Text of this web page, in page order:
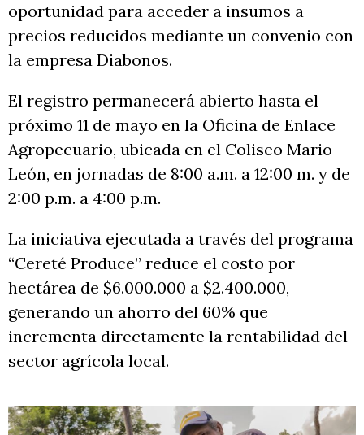
oportunidad para acceder a insumos a
precios reducidos mediante un convenio con
la empresa Diabonos.
El registro permanecerá abierto hasta el
próximo 11 de mayo en la Oficina de Enlace
Agropecuario, ubicada en el Coliseo Mario
León, en jornadas de 8:00 a.m. a 12:00 m. y de
2:00 p.m. a 4:00 p.m.
La iniciativa ejecutada a través del programa
“Cereté Produce” reduce el costo por
hectárea de $6.000.000 a $2.400.000,
generando un ahorro del 60% que
incrementa directamente la rentabilidad del
sector agrícola local.